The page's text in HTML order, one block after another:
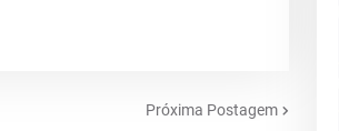
Próxima Postagem